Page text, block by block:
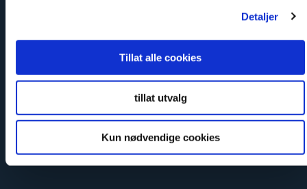
Detaljer
Tillat alle cookies
tillat utvalg
Kun nødvendige cookies